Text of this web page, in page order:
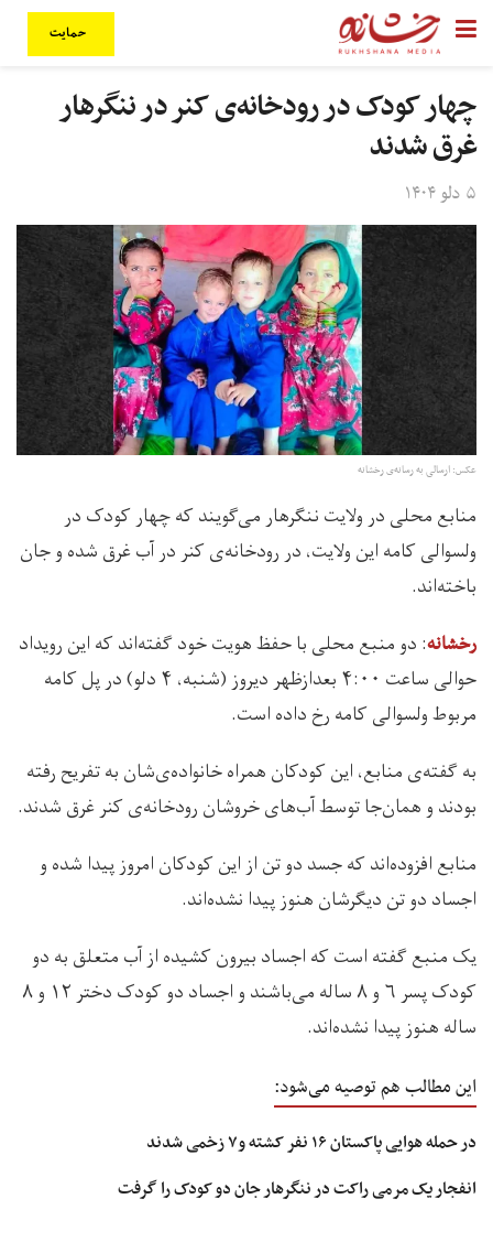
حمایت
چهار کودک در رودخانه‌‌ی کنر در ننگرهار
غرق شدند
۵ دلو ۱۴۰۴
عکس: ارسالی به رسانه‌ی رخشانه
منابع محلی در ولایت ننگرهار می‌گویند که چهار کودک در
ولسوالی کامه‌ این ولایت، در رودخانه‌ی کنر در آب غرق شده و جان
باخته‌اند.
رخشانه: دو منبع محلی با حفظ هویت خود گفته‌اند که این رویداد
حوالی ساعت ۴:۰۰ بعدازظهر دیروز (شنبه، ۴ دلو) در پل کامه
مربوط ولسوالی کامه رخ داده است.
به گفته‌ی منابع، این کودکان همراه خانواده‌‌ی‌شان به تفریح رفته
بودند و همان‌جا توسط آب‌های خروشان رودخانه‌ی کنر غرق شدند.
منابع افزوده‌اند که جسد دو تن از این کودکان امروز پیدا شده و
اجساد دو تن دیگرشان هنوز پیدا نشده‌‌اند.
یک منبع گفته است که اجساد بیرون کشیده از آب متعلق به دو
کودک پسر ۶ و ۸ ساله می‌باشند و اجساد دو کودک دختر ۱۲ و ۸
ساله هنوز پیدا نشده‌اند.
این مطالب هم توصیه می‌شود:
در حمله هوایی پاکستان ۱۶ نفر کشته و۷ زخمی شدند
انفجار یک مرمی راکت در ننگرهار جان دو کودک را گرفت